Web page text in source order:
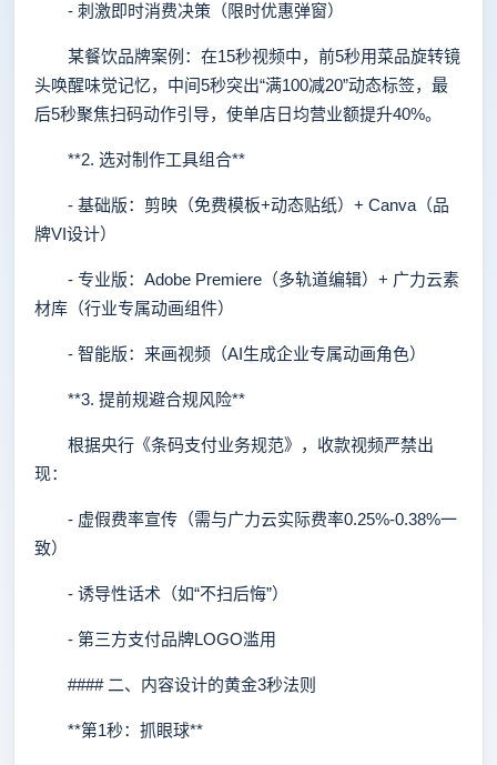
- 刺激即时消费决策（限时优惠弹窗）
某餐饮品牌案例：在15秒视频中，前5秒用菜品旋转镜
头唤醒味觉记忆，中间5秒突出“满100减20”动态标签，最
后5秒聚焦扫码动作引导，使单店日均营业额提升40%。
**2. 选对制作工具组合**
- 基础版：剪映（免费模板+动态贴纸）+ Canva（品
牌VI设计）
- 专业版：Adobe Premiere（多轨道编辑）+ 广力云素
材库（行业专属动画组件）
- 智能版：来画视频（AI生成企业专属动画角色）
**3. 提前规避合规风险**
根据央行《条码支付业务规范》，收款视频严禁出
现：
- 虚假费率宣传（需与广力云实际费率0.25%-0.38%一
致）
- 诱导性话术（如“不扫后悔”）
- 第三方支付品牌LOGO滥用
#### 二、内容设计的黄金3秒法则
**第1秒：抓眼球**